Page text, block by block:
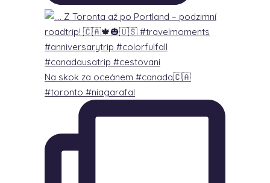
Na skok za oceánem #canada🇨🇦
#toronto #niagarafal